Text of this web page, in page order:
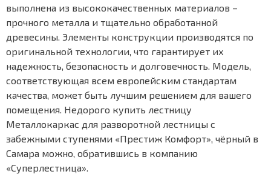
выполнена из высококачественных материалов –
прочного металла и тщательно обработанной
древесины. Элементы конструкции производятся по
оригинальной технологии, что гарантирует их
надежность, безопасность и долговечность. Модель,
соответствующая всем европейским стандартам
качества, может быть лучшим решением для вашего
помещения. Недорого купить лестницу
Металлокаркас для разворотной лестницы с
забежными ступенями «Престиж Комфорт», чёрный в
Самара можно, обратившись в компанию
«Суперлестница».